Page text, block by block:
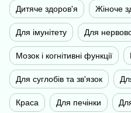
Дитяче здоров'я Жіноче
Для імунітету Для
Мозок і когнітивні функції
Для суглобів та зв'язок
Краса Для печінки